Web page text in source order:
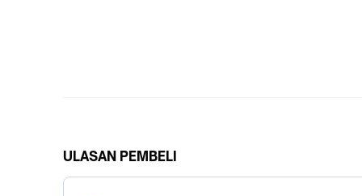
ULASAN PEMBELI